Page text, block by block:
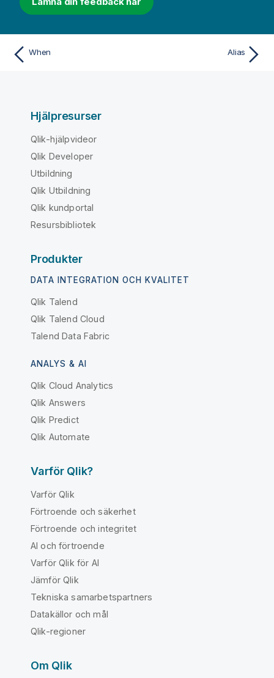
When Alias
Hjälpresurser
Qlik-hjälpvideor
Qlik Developer
Utbildning
Qlik Utbildning
Qlik kundportal
Resursbibliotek
Produkter
DATA INTEGRATION OCH KVALITET
Qlik Talend
Qlik Talend Cloud
Talend Data Fabric
ANALYS & AI
Qlik Cloud Analytics
Qlik Answers
Qlik Predict
Qlik Automate
Varför Qlik?
Varför Qlik
Förtroende och säkerhet
Förtroende och integritet
AI och förtroende
Varför Qlik för AI
Jämför Qlik
Tekniska samarbetspartners
Datakällor och mål
Qlik-regioner
Om Qlik